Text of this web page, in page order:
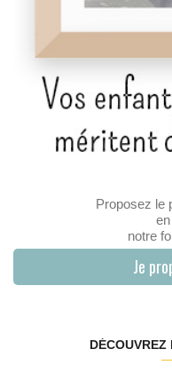
Proposez le
notre
Je
DÉCOUVREZ